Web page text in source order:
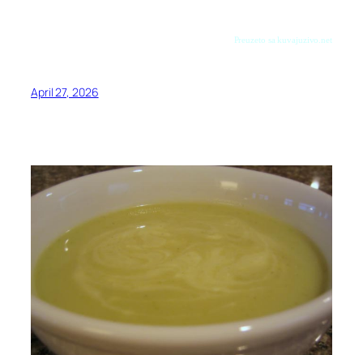
Preuzeto sa kuvajuzivo.net
April 27, 2026